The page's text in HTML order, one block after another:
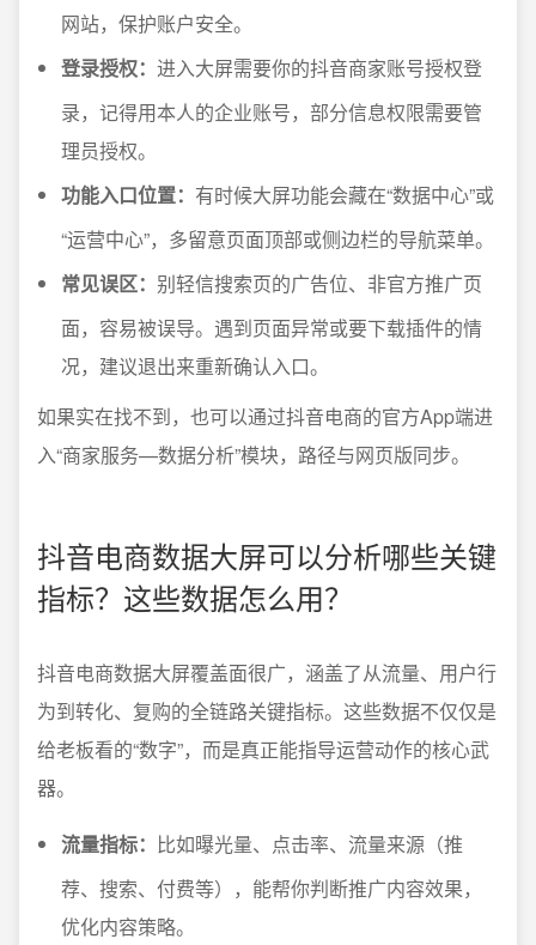
网站，保护账户安全。
登录授权： 进入大屏需要你的抖音商家账号授权登
录，记得用本人的企业账号，部分信息权限需要管
理员授权。
功能入口位置： 有时候大屏功能会藏在“数据中心”或
“运营中心”，多留意页面顶部或侧边栏的导航菜单。
常见误区： 别轻信搜索页的广告位、非官方推广页
面，容易被误导。遇到页面异常或要下载插件的情
况，建议退出来重新确认入口。
如果实在找不到，也可以通过抖音电商的官方App端进
入“商家服务—数据分析”模块，路径与网页版同步。
抖音电商数据大屏可以分析哪些关键
指标？这些数据怎么用？
抖音电商数据大屏覆盖面很广，涵盖了从流量、用户行
为到转化、复购的全链路关键指标。这些数据不仅仅是
给老板看的“数字”，而是真正能指导运营动作的核心武
器。
流量指标： 比如曝光量、点击率、流量来源（推
荐、搜索、付费等），能帮你判断推广内容效果，
优化内容策略。